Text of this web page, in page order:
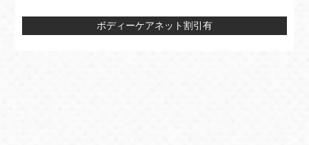
ボディーケアネット割引有